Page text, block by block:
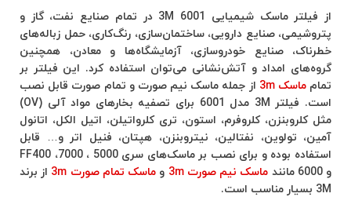
از فیلتر ماسک شیمیایی 3M 6001 در تمام صنایع نفت، گاز و
پتروشیمی، صنایع دارویی، ساختمان‌سازی، رنگ‌کاری، حمل زباله‌های
خطرناک، صنایع خودروسازی، آزمایشگاه‌ها و معادن، همچنین
گروه‌های امداد و آتش‌نشانی می‌توان استفاده کرد. این فیلتر بر
تمامماسک‌ 3m
از جمله ماسک نیم صورت و تمام صورت قابل نصب
است. فیلتر 3M مدل 6001 برای تصفیه بخارهای مواد آلی (OV)
مثل کلروبنزن، کلروفرم، استون، تری کلرواتیلن، اتیل الکل، اتانول
آمین، تولوین، نفتالین، نیتروبنزن، هپتان، فنیل اتر و… قابل
استفاده بوده و برای نصب بر ماسک‌های سری 5000 ، 7000، FF400
و 6000 مانند
ماسک نیم صورت 3m و ماسک تمام صورت 3m
از برند
3M بسیار مناسب است.